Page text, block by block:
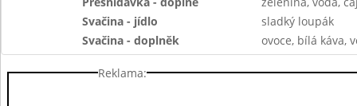
Svačina - jídlo
sladký loupák
Svačina - doplněk
ovoce, bílá káva,
Reklama: